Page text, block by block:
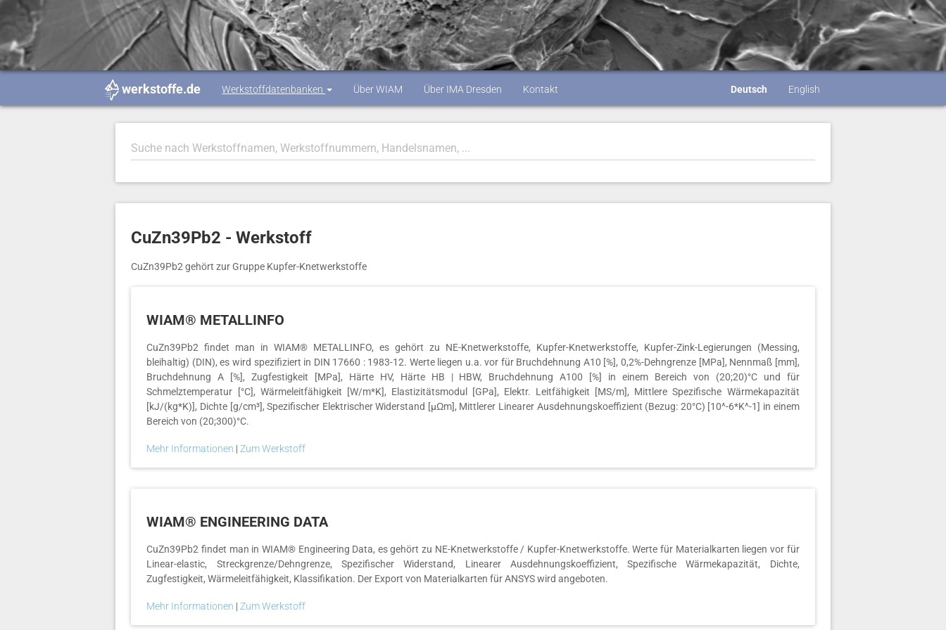
werkstoffe.de Werkstoffdatenbanken Über WIAM Über IMA Dresden Kontakt Deutsch English
CuZn39Pb2 - Werkstoff
CuZn39Pb2 gehört zur Gruppe Kupfer-Knetwerkstoffe
WIAM® METALLINFO
CuZn39Pb2 findet man in WIAM® METALLINFO, es gehört zu NE-Knetwerkstoffe, Kupfer-Knetwerkstoffe, Kupfer-Zink-Legierungen (Messing,
bleihaltig) (DIN), es wird spezifiziert in DIN 17660 : 1983-12. Werte liegen u.a. vor für Bruchdehnung A10 [%], 0,2%-Dehngrenze [MPa], Nennmaß [mm],
Bruchdehnung A [%], Zugfestigkeit [MPa], Härte HV, Härte HB | HBW, Bruchdehnung A100 [%] in einem Bereich von (20;20)°C und für
Schmelztemperatur [°C], Wärmeleitfähigkeit [W/m*K], Elastizitätsmodul [GPa], Elektr. Leitfähigkeit [MS/m], Mittlere Spezifische Wärmekapazität
[kJ/(kg*K)], Dichte [g/cm³], Spezifischer Elektrischer Widerstand [µΩm], Mittlerer Linearer Ausdehnungskoeffizient (Bezug: 20°C) [10^-6*K^-1] in einem
Bereich von (20;300)°C.
Mehr Informationen | Zum Werkstoff
WIAM® ENGINEERING DATA
CuZn39Pb2 findet man in WIAM® Engineering Data, es gehört zu NE-Knetwerkstoffe / Kupfer-Knetwerkstoffe. Werte für Materialkarten liegen vor für
Linear-elastic, Streckgrenze/Dehngrenze, Spezifischer Widerstand, Linearer Ausdehnungskoeffizient, Spezifische Wärmekapazität, Dichte,
Zugfestigkeit, Wärmeleitfähigkeit, Klassifikation. Der Export von Materialkarten für ANSYS wird angeboten.
Mehr Informationen | Zum Werkstoff